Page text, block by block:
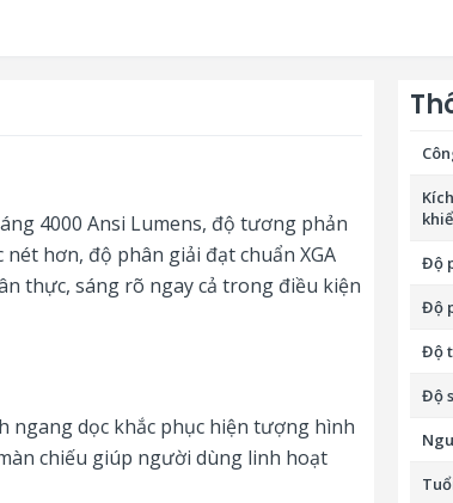
4000 Ansi Lumens, độ tương phản
hơn, độ phân giải đạt chuẩn XGA
thực, sáng rõ ngay cả trong điều kiện
ngang dọc khắc phục hiện tượng hình
chiếu giúp người dùng linh hoạt
Độ
Độ
Độ
Độ